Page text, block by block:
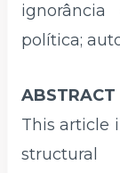
ignorância
política;
ABSTRACT
This article
structural